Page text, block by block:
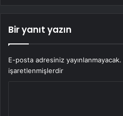
Bir yanıt yazın
E-posta adresiniz yayınlanmayacak.
işaretlenmişlerdir